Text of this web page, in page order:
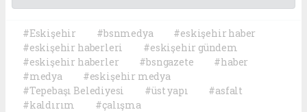
#Eskişehir #bsnmedya
#eskişehir haber
#eskişehir haberleri
#eskişehir gündem
#eskişehir haberler
#bsngazete
#haber
#medya
#eskişehir medya
#Tepebaşı Belediyesi
#üst yapı
#asfalt
#kaldırım
#çalışma